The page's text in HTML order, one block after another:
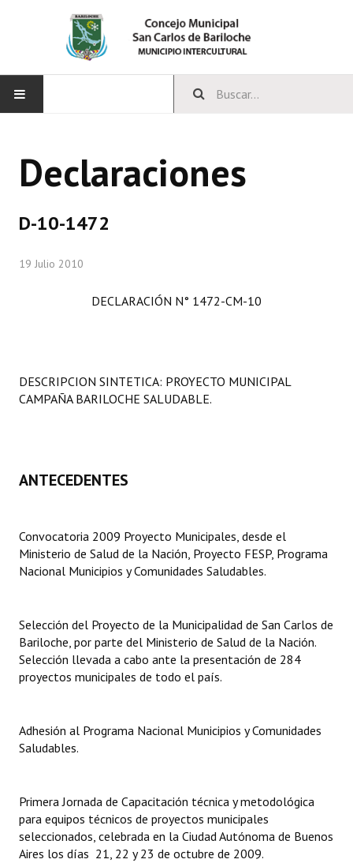
CONCEJO
Comisiones Especiales
LEGISLACIÓN
Constitución Provincial
Reglamento Interno
Digesto
DOCUMENTOS
Informes de Gestión
Dictámenes Asesoría Letrada
Informes de Unidad Coordinadora
Ejecución Presupuestaria
Declaraciones
D-10-1472
19 Julio 2010
DECLARACIÓN N° 1472-CM-10
DESCRIPCION SINTETICA: PROYECTO MUNICIPAL
CAMPAÑA BARILOCHE SALUDABLE.
ANTECEDENTES
Convocatoria 2009 Proyecto Municipales, desde el
Ministerio de Salud de la Nación, Proyecto FESP, Programa
Nacional Municipios y Comunidades Saludables.
Selección del Proyecto de la Municipalidad de San Carlos de
Bariloche, por parte del Ministerio de Salud de la Nación.
Selección llevada a cabo ante la presentación de 284
proyectos municipales de todo el país.
Adhesión al Programa Nacional Municipios y Comunidades
Saludables.
Primera Jornada de Capacitación técnica y metodológica
para equipos técnicos de proyectos municipales
seleccionados, celebrada en la Ciudad Autónoma de Buenos
Aires los días 21, 22 y 23 de octubre de 2009.